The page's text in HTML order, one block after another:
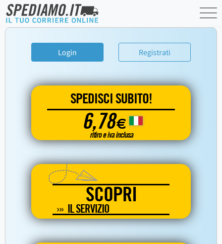
Login Registrati
SPEDISCI SUBITO!
6,78€
ritiro e iva inclusa
SCOPRI
IL SERVIZIO